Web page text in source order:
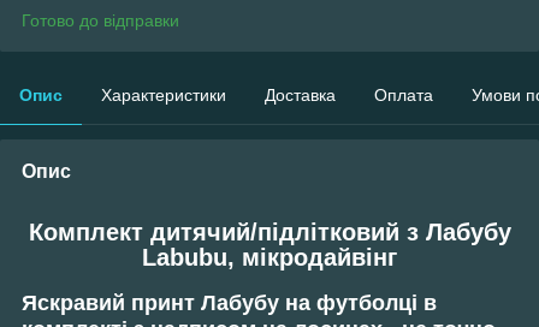
Готово до відправки
Опис Характеристики Доставка Оплата Умови
Опис
Комплект дитячий/підлітковий з Лабубу
Labubu, мікродайвінг
Яскравий принт Лабубу на футболці в